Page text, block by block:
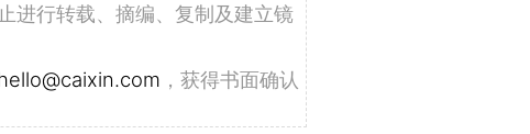
进行转载、摘编、复制及建立镜
，获得书面确认